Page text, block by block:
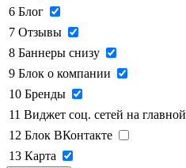
6 Блог
7 Отзывы
8 Баннеры снизу
9 Блок о компании
10 Бренды
11 Виджет соц. сетей на главной
12 Блок ВКонтакте
13 Карта